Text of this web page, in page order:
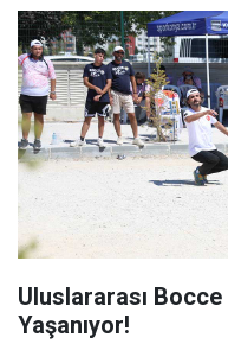
Uluslararası Bocce
Yaşanıyor!